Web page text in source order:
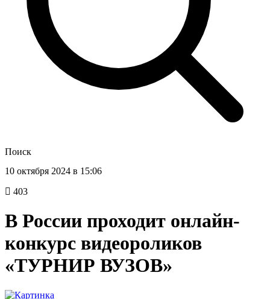
Поиск
10 октября 2024 в 15:06
403
В России проходит онлайн-
конкурс видеороликов
«ТУРНИР ВУЗОВ»